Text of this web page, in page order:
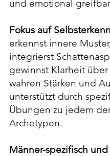
und emotional
Fokus auf
erkennst innere
integrierst
gewinnst Klarheit
wahren Stärken und
unterstützt durch
Übungen zu jedem
Archetypen.
Männer-spezifisch und